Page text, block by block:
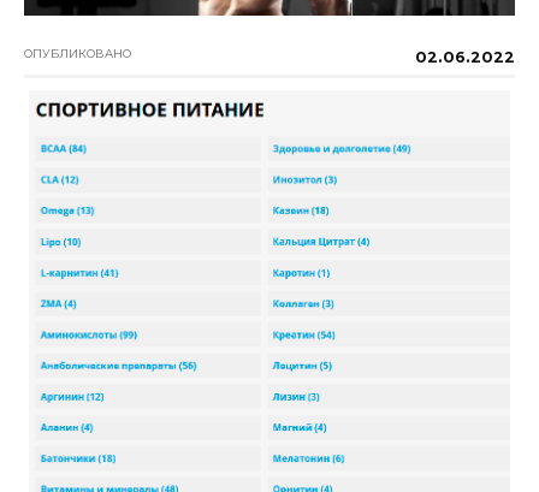
ОПУБЛИКОВАНО 02.06.2022